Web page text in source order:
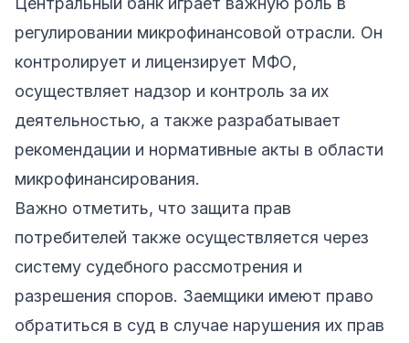
регулировании микрофинансовой отрасли. Он
контролирует и лицензирует МФО,
осуществляет надзор и контроль за их
деятельностью, а также разрабатывает
рекомендации и нормативные акты в области
микрофинансирования.
Важно отметить, что защита прав
потребителей также осуществляется через
систему судебного рассмотрения и
разрешения споров. Заемщики имеют право
обратиться в суд в случае нарушения их прав